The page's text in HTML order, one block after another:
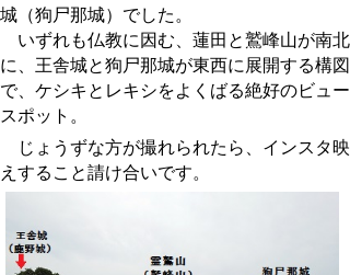
城（狗尸那城）でした。
いずれも仏教に因む、蓮田と鷲峰山が南北
に、王舎城と狗尸那城が東西に展開する構図
で、ケシキとレキシをよくばる絶好のビュー
スポット。
じょうずな方が撮れられたら、インスタ映
えすること請け合いです。